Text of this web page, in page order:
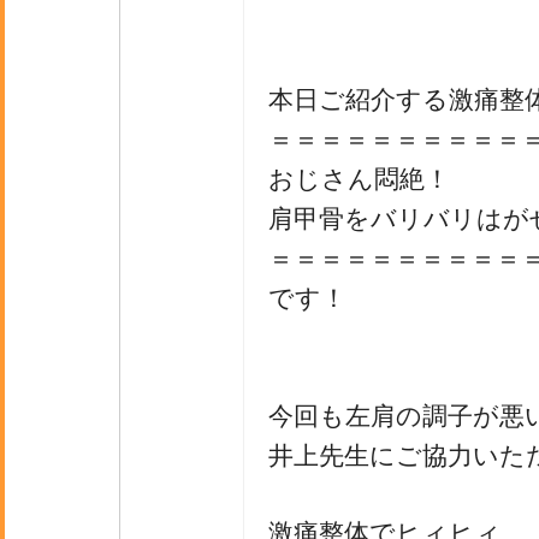
本日ご紹介する激痛整
＝＝＝＝＝＝＝＝＝＝
おじさん悶絶！
肩甲骨をバリバリはが
＝＝＝＝＝＝＝＝＝＝
です！
今回も左肩の調子が悪
井上先生にご協力いた
激痛整体でヒィヒィ